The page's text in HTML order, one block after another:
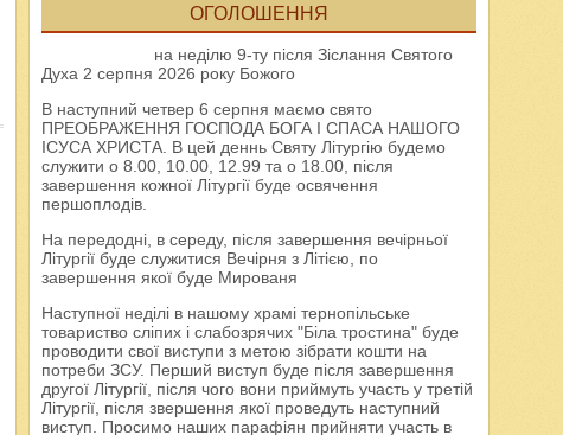
ОГОЛОШЕННЯ
на неділю 9-ту після Зіслання Святого
Духа 2 серпня 2026 року Божого
В наступний четвер 6 серпня маємо свято
ПРЕОБРАЖЕННЯ ГОСПОДА БОГА І СПАСА НАШОГО
ІСУСА ХРИСТА. В цей деннь Святу Літургію будемо
служити о 8.00, 10.00, 12.99 та о 18.00, після
завершення кожної Літургії буде освячення
першоплодів.
На передодні, в середу, після завершення вечірньої
Літургії буде служитися Вечірня з Літією, по
завершення якої буде Мированя
Наступної неділі в нашому храмі тернопільське
товариство сліпих і слабозрячих "Біла тростина" буде
проводити свої виступи з метою зібрати кошти на
потреби ЗСУ. Перший виступ буде після завершення
другої Літургії, після чого вони приймуть участь у третій
Літургії, після звершення якої проведуть наступний
виступ. Просимо наших парафіян прийняти участь в